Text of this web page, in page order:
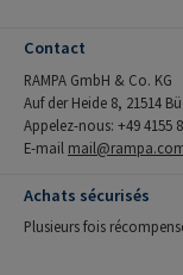
Contact
RAMPA GmbH & Co. KG
Auf der Heide 8, 21514
Appelez-nous: +49 4155
E-mail
Achats sécurisés
Plusieurs fois